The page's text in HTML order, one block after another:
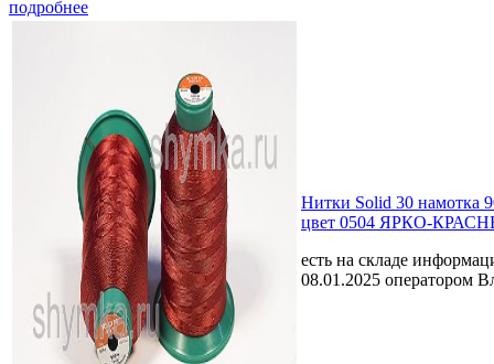
подробнее
Нитки Solid 30 намотка
цвет 0504 ЯРКО-
есть на складе
08.01.2025 оператором